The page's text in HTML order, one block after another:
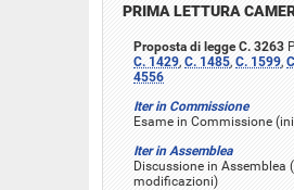
PRIMA LETTURA
Proposta di legge C. 3263
C. 1429, C. 1485, C. 1599,
4556
Iter in Commissione
Esame in Commissione
Iter in Assemblea
Discussione in
modificazioni)